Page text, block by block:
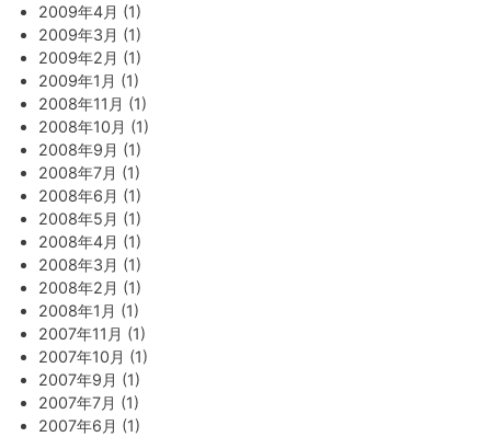
2009年4月 (1)
2009年3月 (1)
2009年2月 (1)
2009年1月 (1)
2008年11月 (1)
2008年10月 (1)
2008年9月 (1)
2008年7月 (1)
2008年6月 (1)
2008年5月 (1)
2008年4月 (1)
2008年3月 (1)
2008年2月 (1)
2008年1月 (1)
2007年11月 (1)
2007年10月 (1)
2007年9月 (1)
2007年7月 (1)
2007年6月 (1)